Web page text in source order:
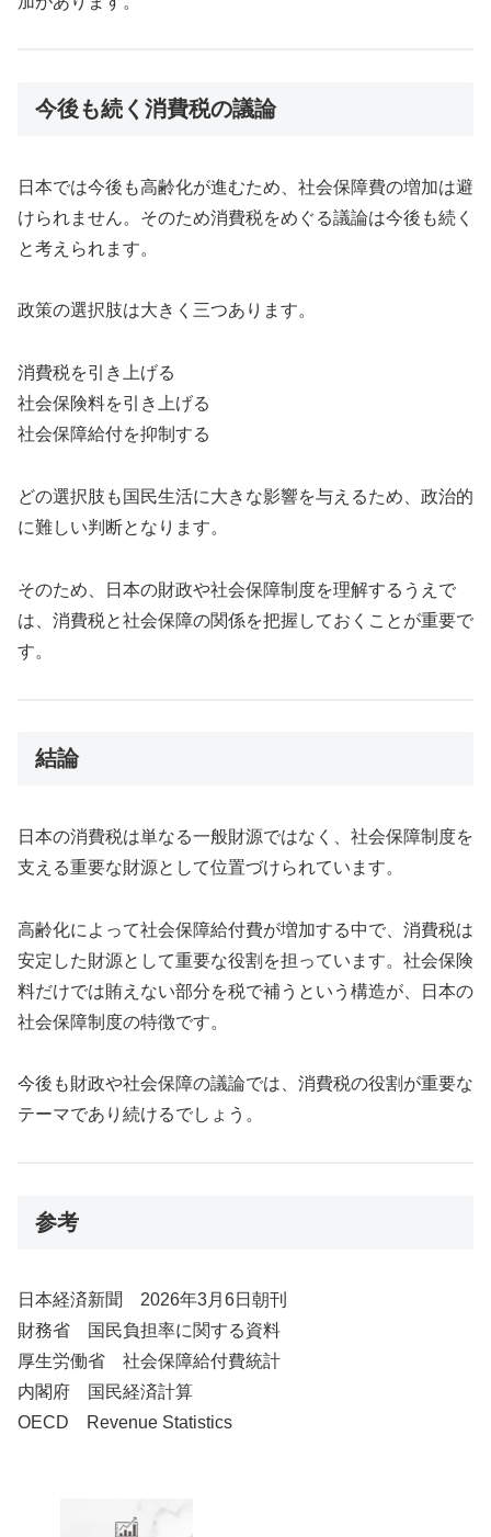
今後も続く消費税の議論
日本では今後も高齢化が進むため、社会保障費の増加は避
けられません。そのため消費税をめぐる議論は今後も続く
と考えられます。
政策の選択肢は大きく三つあります。
消費税を引き上げる
社会保険料を引き上げる
社会保障給付を抑制する
どの選択肢も国民生活に大きな影響を与えるため、政治的
に難しい判断となります。
そのため、日本の財政や社会保障制度を理解するうえで
は、消費税と社会保障の関係を把握しておくことが重要で
す。
結論
日本の消費税は単なる一般財源ではなく、社会保障制度を
支える重要な財源として位置づけられています。
高齢化によって社会保障給付費が増加する中で、消費税は
安定した財源として重要な役割を担っています。社会保険
料だけでは賄えない部分を税で補うという構造が、日本の
社会保障制度の特徴です。
今後も財政や社会保障の議論では、消費税の役割が重要な
テーマであり続けるでしょう。
参考
日本経済新聞 2026年3月6日朝刊
財務省 国民負担率に関する資料
厚生労働省 社会保障給付費統計
内閣府 国民経済計算
OECD Revenue Statistics